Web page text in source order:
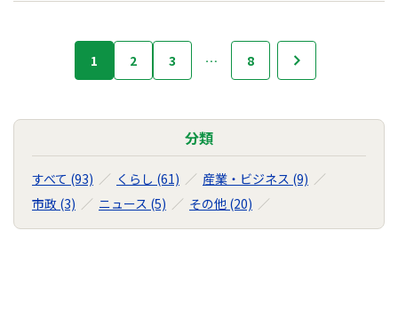
の
シ
1 2 3 … 8
分類
すべて (93) くらし (61)
産業・ビジネス (9)
市政 (3)
ニュース (5) その他 (20)